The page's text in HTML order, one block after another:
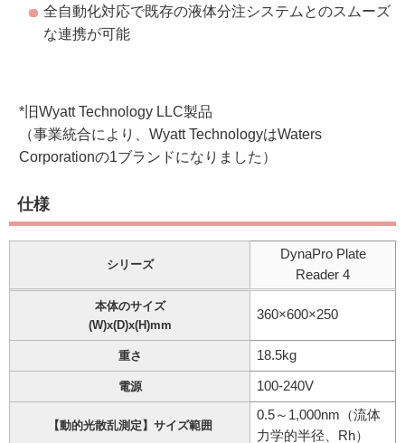
全自動化対応で既存の液体分注システムとのスムーズ
な連携が可能
*旧Wyatt Technology LLC製品
（事業統合により、Wyatt TechnologyはWaters
Corporationの1ブランドになりました）
仕様
シリーズ
DynaPro Plate
Reader 4
本体のサイズ
(W)x(D)x(H)mm
360×600×250
重さ 18.5kg
電源 100-240V
【動的光散乱測定】サイズ範囲
0.5～1,000nm（流体
力学的半径、Rh）